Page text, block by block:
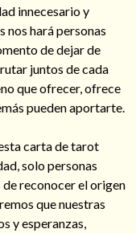
innecesario y
nos hará personas
de dejar de
juntos de cada
que ofrecer, ofrece
pueden aportarte.
carta de tarot
solo personas
reconocer el origen
que nuestras
y esperanzas,